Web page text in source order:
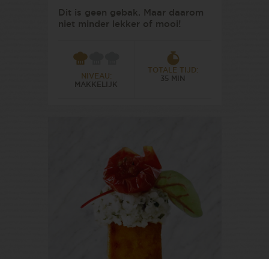
Dit is geen gebak. Maar daarom
niet minder lekker of mooi!
NIVEAU:
MAKKELIJK
TOTALE TIJD:
35 MIN